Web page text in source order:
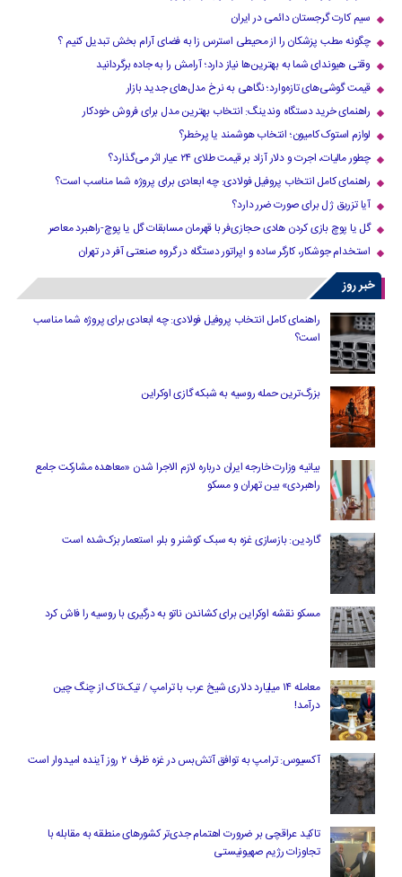
سیم کارت گرجستان دائمی در ایران
چگونه مطب پزشکان را از محیطی استرس زا به فضای آرام بخش تبدیل کنیم ؟
وقتی هیوندای شما به بهترین‌ها نیاز دارد؛ آرامش را به جاده برگردانید
قیمت گوشی‌های تازه‌وارد؛ نگاهی به نرخ مدل‌های جدید بازار
راهنمای خرید دستگاه وندینگ: انتخاب بهترین مدل برای فروش خودکار
لوازم استوک کامیون؛ انتخاب هوشمند یا پرخطر؟
چطور مالیات، اجرت و دلار آزاد بر قیمت طلای ۲۴ عیار اثر می‌گذارد؟
راهنمای کامل انتخاب پروفیل فولادی: چه ابعادی برای پروژه شما مناسب است؟
آیا تزریق ژل برای صورت ضرر دارد​؟
گل یا پوچ بازی کردن هادی حجازی‌فر با قهرمان مسابقات گل یا پوچ-راهبرد معاصر
استخدام جوشکار، کارگر ساده و اپراتور دستگاه در گروه صنعتی آفر در تهران
خبر روز
راهنمای کامل انتخاب پروفیل فولادی: چه ابعادی برای پروژه شما مناسب
است؟
بزرگ‌ترین حمله روسیه به شبکه گازی اوکراین
بیانیه وزارت خارجه ایران درباره لازم‌ الاجرا شدن «معاهده مشارکت جامع
راهبردی» بین تهران و مسکو
گاردین: بازسازی غزه به سبک کوشنر و بلر، استعمار بزک‌شده است
مسکو نقشه اوکراین برای کشاندن ناتو به درگیری با روسیه را فاش کرد
معامله ۱۴ میلیارد دلاری شیخ عرب با ترامپ / تیک‌تاک از چنگ چین
درآمد!
آکسیوس: ترامپ به توافق آتش‌بس در غزه ظرف ۲ روز آینده امیدوار است
تاکید عراقچی بر ضرورت اهتمام جدی‌تر کشورهای منطقه به مقابله با
تجاوزات رژیم صهیونیستی